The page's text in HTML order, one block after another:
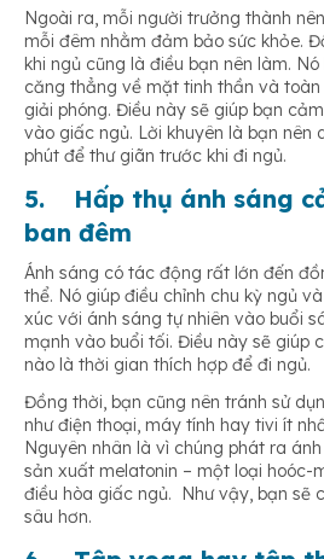
Ngoài ra, mỗi người trưởng thành
mỗi đêm nhằm đảm bảo sức khỏe.
khi ngủ cũng là điều bạn nên làm.
căng thẳng về mặt tinh thần và
giải phóng. Điều này sẽ giúp bạn
vào giấc ngủ. Lời khuyên là bạn nên
phút để thư giãn trước khi đi ngủ.
5. Hấp thụ ánh sáng
ban đêm
Ánh sáng có tác động rất lớn đến
thể. Nó giúp điều chỉnh chu kỳ ngủ
xúc với ánh sáng tự nhiên vào buổi
mạnh vào buổi tối. Điều này sẽ giúp
nào là thời gian thích hợp để đi ngủ.
Đồng thời, bạn cũng nên tránh sử
như điện thoại, máy tính hay tivi ít
Nguyên nhân là vì chúng phát ra
sản xuất melatonin – một loại hoóc-
điều hòa giấc ngủ. Như vậy, bạn sẽ
sâu hơn.